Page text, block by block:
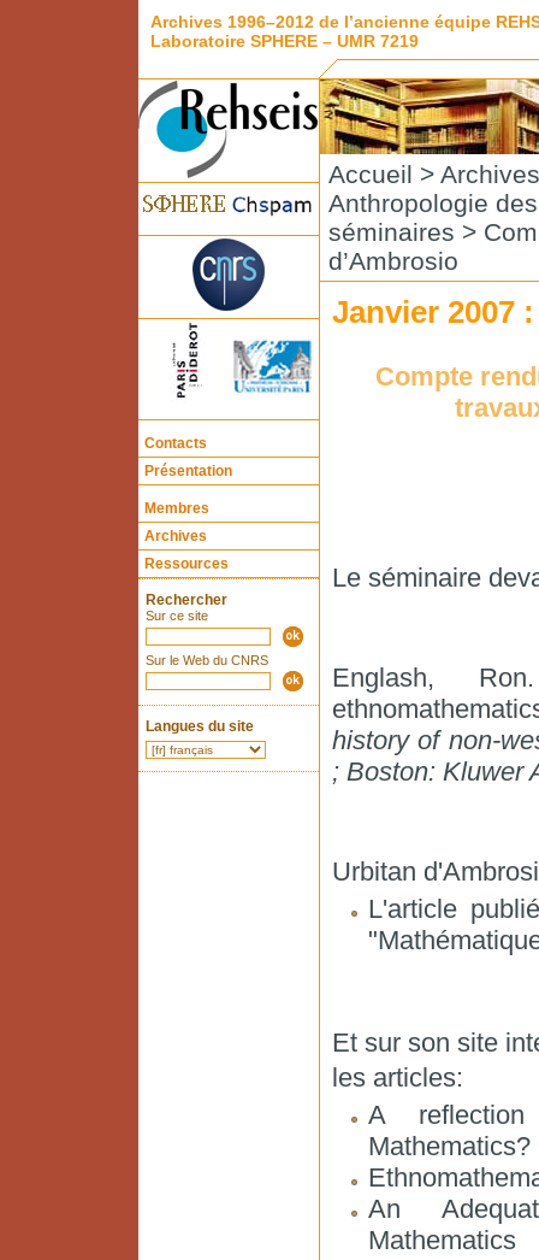
Archives 1996–2012 de l’ancienne équipe
Laboratoire SPHERE – UMR 7219
Contacts
Présentation
Membres
Archives
Ressources
Rechercher
Sur ce site
Sur le Web du CNRS
Langues du site
Accueil > Archives
Anthropologie
séminaires >
d’Ambrosio
Janvier 2007
Compte
Le séminaire
Englash,
history of non-
; Boston: Kluwer
Urbitan
L'article
Et sur son site
les articles:
A
Mathematics?
An
Mathematics